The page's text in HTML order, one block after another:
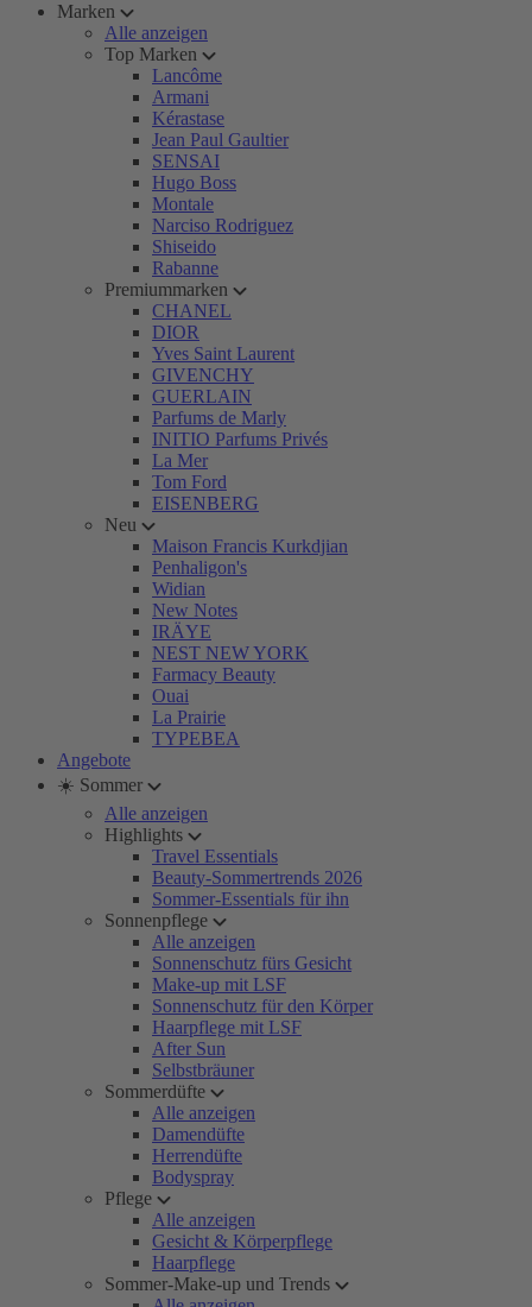
Marken
Alle anzeigen
Top Marken
Lancôme
Armani
Kérastase
Jean Paul Gaultier
SENSAI
Hugo Boss
Montale
Narciso Rodriguez
Shiseido
Rabanne
Premiummarken
CHANEL
DIOR
Yves Saint Laurent
GIVENCHY
GUERLAIN
Parfums de Marly
INITIO Parfums Privés
La Mer
Tom Ford
EISENBERG
Neu
Maison Francis Kurkdjian
Penhaligon's
Widian
New Notes
IRÄYE
NEST NEW YORK
Farmacy Beauty
Ouai
La Prairie
TYPEBEA
Angebote
☀️ Sommer
Alle anzeigen
Highlights
Travel Essentials
Beauty-Sommertrends 2026
Sommer-Essentials für ihn
Sonnenpflege
Alle anzeigen
Sonnenschutz fürs Gesicht
Make-up mit LSF
Sonnenschutz für den Körper
Haarpflege mit LSF
After Sun
Selbstbräuner
Sommerdüfte
Alle anzeigen
Damendüfte
Herrendüfte
Bodyspray
Pflege
Alle anzeigen
Gesicht & Körperpflege
Haarpflege
Sommer-Make-up und Trends